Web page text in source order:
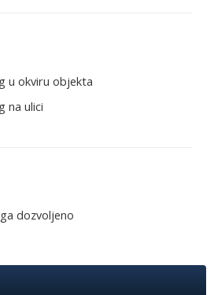
u okviru objekta
na ulici
dozvoljeno